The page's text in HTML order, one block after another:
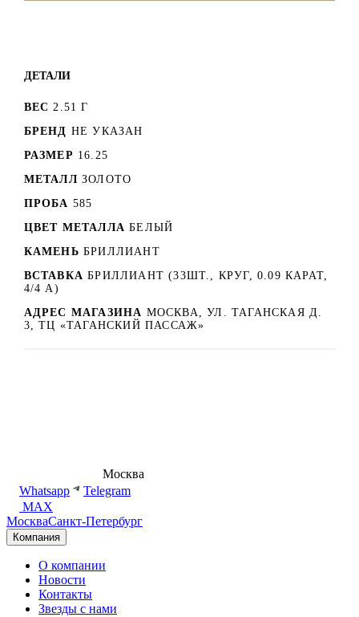
ДЕТАЛИ
ВЕС 2.51 Г
БРЕНД НЕ УКАЗАН
РАЗМЕР 16.25
МЕТАЛЛ ЗОЛОТО
ПРОБА 585
ЦВЕТ МЕТАЛЛА БЕЛЫЙ
КАМЕНЬ БРИЛЛИАНТ
ВСТАВКА БРИЛЛИАНТ (33ШТ., КРУГ, 0.09 КАРАТ,
4/4 А)
АДРЕС МАГАЗИНА МОСКВА, УЛ. ТАГАНСКАЯ Д.
3, ТЦ «ТАГАНСКИЙ ПАССАЖ»
Москва
Whatsapp
Telegram
MAX
МоскваСанкт-Петербург
Компания
О компании
Новости
Контакты
Звезды с нами